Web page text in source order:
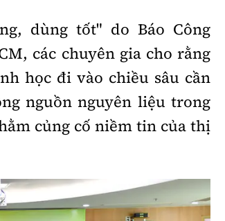
- Đấu thầu
về Ngành
đá
Công nghệ
Công nghệ mới
dùng tốt" do Báo Công
các chuyên gia cho rằng
học đi vào chiều sâu cần
nguồn nguyên liệu trong
củng cố niềm tin của thị